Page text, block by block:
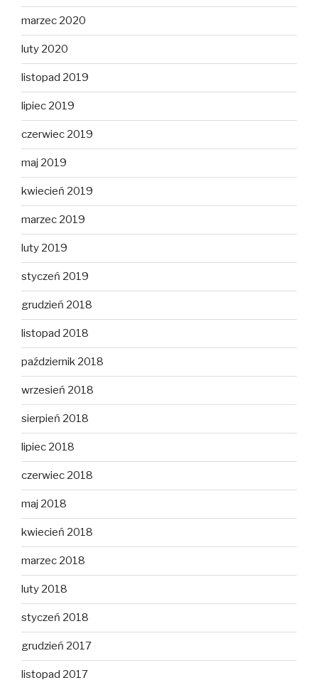
marzec 2020
luty 2020
listopad 2019
lipiec 2019
czerwiec 2019
maj 2019
kwiecień 2019
marzec 2019
luty 2019
styczeń 2019
grudzień 2018
listopad 2018
październik 2018
wrzesień 2018
sierpień 2018
lipiec 2018
czerwiec 2018
maj 2018
kwiecień 2018
marzec 2018
luty 2018
styczeń 2018
grudzień 2017
listopad 2017